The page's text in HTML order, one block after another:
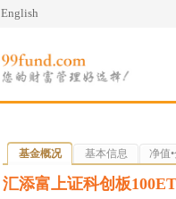
English
基金概况 基本信息 净值
汇添富上证科创板